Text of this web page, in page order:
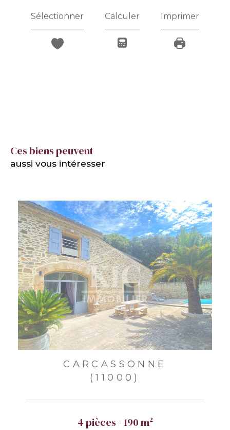
Sélectionner Calculer Imprimer
Ces biens peuvent
aussi vous intéresser
CARCASSONNE
(11000)
4 pièces - 190 m²